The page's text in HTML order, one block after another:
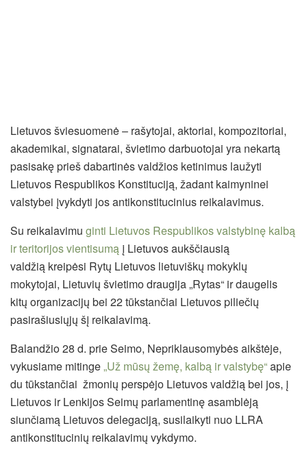
Lietuvos šviesuomenė – rašytojai, aktoriai, kompozitoriai,
akademikai, signatarai, švietimo darbuotojai yra nekartą
pasisakę prieš dabartinės valdžios ketinimus laužyti
Lietuvos Respublikos Konstituciją, žadant kaimyninei
valstybei įvykdyti jos antikonstitucinius reikalavimus.
Su reikalavimu ginti Lietuvos Respublikos valstybinę kalbą
ir teritorijos vientisumą į Lietuvos aukščiausią
valdžią kreipėsi Rytų Lietuvos lietuviškų mokyklų
mokytojai, Lietuvių švietimo draugija „Rytas“ ir daugelis
kitų organizacijų bei 22 tūkstančiai Lietuvos piliečių
pasirašiusiųjų šį reikalavimą.
Balandžio 28 d. prie Seimo, Nepriklausomybės aikštėje,
vykusiame mitinge„Už mūsų žemę, kalbą ir valstybę“apie
du tūkstančiai žmonių perspėjo Lietuvos valdžią bei jos, į
Lietuvos ir Lenkijos Seimų parlamentinę asamblėją
siunčiamą Lietuvos delegaciją, susilaikyti nuo LLRA
antikonstitucinių reikalavimų vykdymo.